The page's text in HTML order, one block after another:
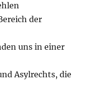
der
uns in einer
Asylrechts, die